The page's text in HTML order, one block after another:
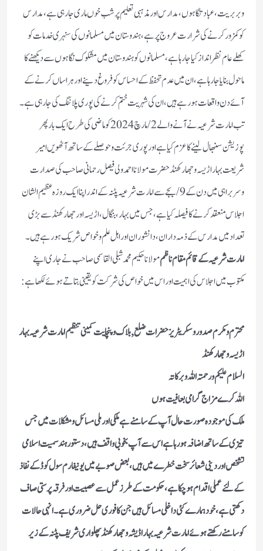
وبربریت ،عبادتگاہوں، مدارس اور مذہبی تعلیم پر شب خوں مار ی جارہی ہے، مدارس
کوکمزور کرنے کی شرارت عروج پرہے ،ہندوستان میں مسلمانوں کی سنہری خدمات کو
کھلے عام نظر انداز کیا جارہا ہے، مسلمانوں کو ہندوستان میں مشکوک نگاہوں سے دیکھنے کا
ماحول بنایا جارہا ہے ،ان میں عدم تحفظ کے احساس کو فروغ دینے اور ہراساں کرنے کے
آئے دن واقعات ہورہے ہیں ،ان کی شہریت ختم کرنے کی پوری پلاننگ کی جارہی ہے ۔
تب امارت شرعیہ نے آنے والے 2/مارچ 2024 کو ماضی کی طرح ایک بار پھر
پوزیشن سنبھال لینے کا عزم کیا ہے اور پوری جرئت وحوصلے کے ساتھ آٹھویں امیر
شریعت بہار اڑیسہ وجھارکھنڈ حضرت مولانا احمد ولی فیصل رحمانی صاحب کی صدارت
وسربراہی میں دن کے 9/ بجے سے امارت شرعیہ پٹنہ کے اندر اپنا ایک روزہ عظیم الشان
اجلاس منعقد کرنے کا فیصلہ کیا ہے ،جس میں بہار ،بنگال ،اڑیسہ اور جھارکھنڈ سے بڑی
تعداد میں مدارس کے ذمہ داران ،دانشوران اور اہل علم وخواص شریک ہورہے ہیں ۔
امارت شرعیہ کے قائم مقام ناظممولانا حکیم محمد شبلی القاسمی صاحب نے جاری اپنے
مکتوب میں اجلاس کی اہمیت اور اس میں خواص کی شرکت کو یقینی بتاتے ہوئے لکھاہے :
محترم و مکرم صدور و سکریٹریز حضرات ضلع, بلاک و پنچایت کمینی تنظیم امارت شرعیہ بہار
اڑیسہ وجھارکھنڈ
السلام علیکم ورحمتہ اللہ وبرکاتہ
اللہ کرے مزاج گرامی بعافیت ہوں
ملک کی موجودہ صورت حال آپ کے سامنے ہے ملکی اور ملی مسائل و مشکلات میں جس
تیزی کے ساتھ اضافہ ہورہا ہے اس سے آپ بخوبی واقف ہیں، دستور ہند سمیت اسلامی
تشخص اور دینی شعائر سخت خطرے میں ہیں، بعض صوبے میں یو نیفارم سول کوڈ کے نفاذ
کے لئے عملی اقدام ہو چکا ہے، حکومت کے طرز عمل سے عصبیت اور فرقہ پرستی صاف
دکھتی ہے، خود ہمارے کئی داخلی مسائل ہیں جن کا فوری حل ضروری ہے۔ انہی حالات
کو سامنے رکھتے ہوئے امارت شرعیہ بہار اڈیشہ و جھارکھنڈ پھلواری شریف پٹنہ کے زیر